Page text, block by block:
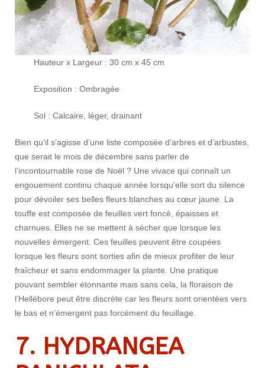
Hauteur x Largeur : 30 cm x 45 cm
Exposition : Ombragée
Sol : Calcaire, léger, drainant
Bien qu’il s’agisse d’une liste composée d’arbres et d’arbustes,
que serait le mois de décembre sans parler de
l’incontournable rose de Noël ? Une vivace qui connaît un
engouement continu chaque année lorsqu’elle sort du silence
pour dévoiler ses belles fleurs blanches au cœur jaune. La
touffe est composée de feuilles vert foncé, épaisses et
charnues. Elles ne se mettent à sécher que lorsque les
nouvelles émergent. Ces feuilles peuvent être coupées
lorsque les fleurs sont sorties afin de mieux profiter de leur
fraîcheur et sans endommager la plante. Une pratique
pouvant sembler étonnante mais sans cela, la floraison de
l’Hellébore peut être discrète car les fleurs sont orientées vers
le bas et n’émergent pas forcément du feuillage.
7. HYDRANGEA